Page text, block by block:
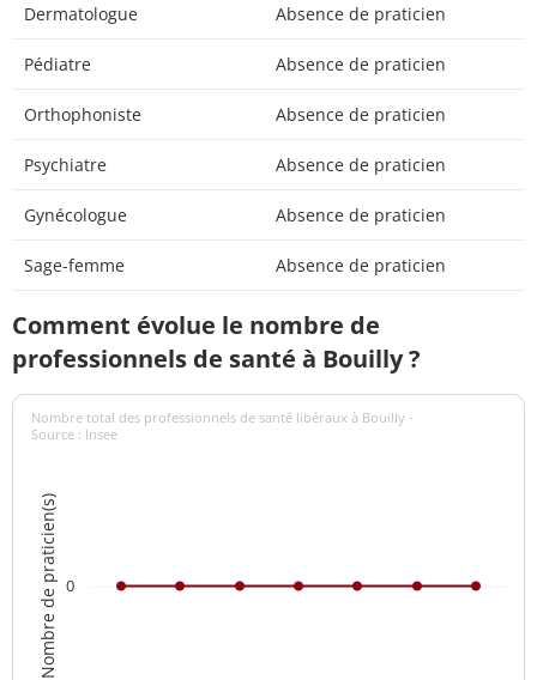
Dermatologue Absence de praticien
Pédiatre Absence de praticien
Orthophoniste Absence de praticien
Psychiatre Absence de praticien
Gynécologue Absence de praticien
Sage-femme Absence de praticien
Comment évolue le nombre de
professionnels de santé à Bouilly ?
Nombre de praticien(s)
Nombre total des professionnels de santé libéraux à Bouilly -
Source : Insee
0